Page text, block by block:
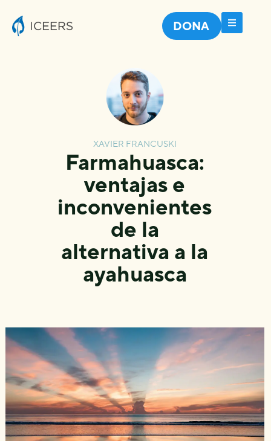
DONA
XAVIER FRANCUSKI
Farmahuasca:
ventajas e
inconvenientes
de la
alternativa a la
ayahuasca